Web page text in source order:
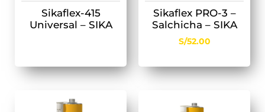
Sikaflex-415
Universal – SIKA
Sikaflex PRO-3 –
Salchicha – SIKA
S/52.00